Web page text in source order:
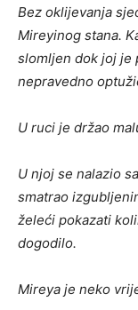
Bez oklijevanja
Mireyinog stana.
slomljen dok joj je
nepravedno
U ruci je držao
U njoj se nalazio
smatrao
želeći pokazati
dogodilo.
Mireya je neko